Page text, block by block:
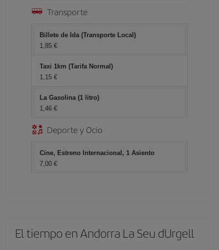
Transporte
Billete de Ida (Transporte Local)
1,85 €
Taxi 1km (Tarifa Normal)
1,15 €
La Gasolina (1 litro)
1,46 €
Deporte y Ocio
Cine, Estreno Internacional, 1 Asiento
7,00 €
El tiempo en Andorra La Seu dUrgell